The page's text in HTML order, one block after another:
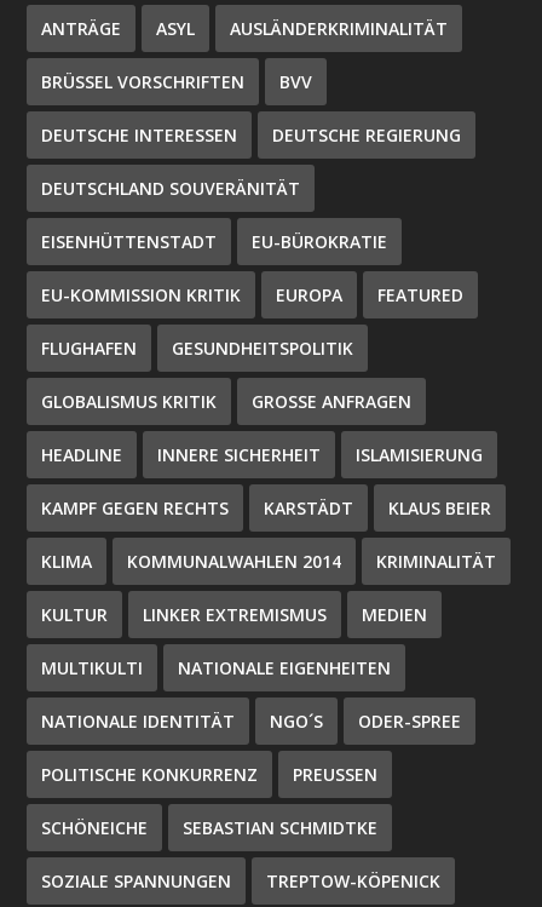
ANTRÄGE ASYL AUSLÄNDERKRIMINALITÄT
BRÜSSEL VORSCHRIFTEN BVV
DEUTSCHE INTERESSEN DEUTSCHE REGIERUNG
DEUTSCHLAND SOUVERÄNITÄT
EISENHÜTTENSTADT EU-BÜROKRATIE
EU-KOMMISSION KRITIK EUROPA FEATURED
FLUGHAFEN GESUNDHEITSPOLITIK
GLOBALISMUS KRITIK GROSSE ANFRAGEN
HEADLINE INNERE SICHERHEIT ISLAMISIERUNG
KAMPF GEGEN RECHTS KARSTÄDT KLAUS BEIER
KLIMA KOMMUNALWAHLEN 2014 KRIMINALITÄT
KULTUR LINKER EXTREMISMUS MEDIEN
MULTIKULTI NATIONALE EIGENHEITEN
NATIONALE IDENTITÄT NGO´S ODER-SPREE
POLITISCHE KONKURRENZ PREUSSEN
SCHÖNEICHE SEBASTIAN SCHMIDTKE
SOZIALE SPANNUNGEN TREPTOW-KÖPENICK